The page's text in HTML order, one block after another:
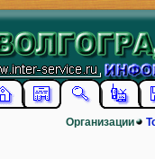
Организации